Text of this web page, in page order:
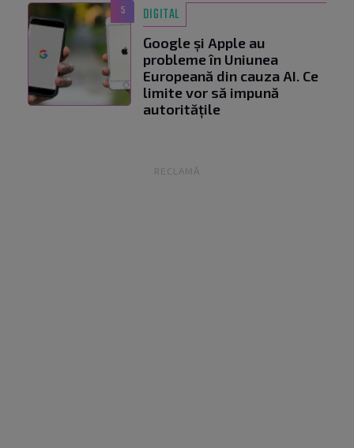
5 DIGITAL
Google și Apple au
probleme în Uniunea
Europeană din cauza AI. Ce
limite vor să impună
autoritățile
RECLAMĂ